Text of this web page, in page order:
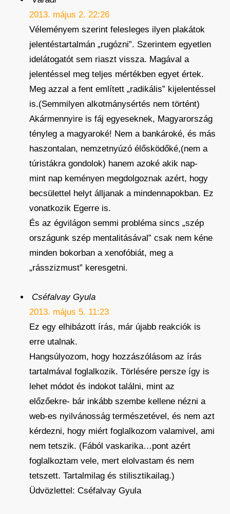
2013. május 2. 22:26
Véleményem szerint felesleges ilyen plakátok
jelentéstartalmán „rugózni”. Szerintem egyetlen
idelátogatót sem riaszt vissza. Magával a
jelentéssel meg teljes mértékben egyet értek.
Meg azzal a fent említett „radikális” kijelentéssel
is.(Semmilyen alkotmánysértés nem történt)
Akármennyire is fáj egyeseknek, Magyarország
tényleg a magyaroké! Nem a bankároké, és más
haszontalan, nemzetnyúzó élősködőké,(nem a
túristákra gondolok) hanem azoké akik nap-
mint nap keményen megdolgoznak azért, hogy
becsülettel helyt álljanak a mindennapokban. Ez
vonatkozik Egerre is.
És az égvilágon semmi probléma sincs „szép
országunk szép mentalitásával” csak nem kéne
minden bokorban a xenofóbiát, meg a
„rásszizmust” keresgetni.
Cséfalvay Gyula
2013. május 5. 11:23
Ez egy elhibázott írás, már újabb reakciók is
erre utalnak.
Hangsúlyozom, hogy hozzászólásom az írás
tartalmával foglalkozik. Törlésére persze így is
lehet módot és indokot találni, mint az
előzőekre- bár inkább szembe kellene nézni a
web-es nyilvánosság természetével, és nem azt
kérdezni, hogy miért foglalkozom valamivel, ami
nem tetszik. (Fából vaskarika…pont azért
foglalkoztam vele, mert elolvastam és nem
tetszett. Tartalmilag és stilisztikailag.)
Üdvözlettel: Cséfalvay Gyula